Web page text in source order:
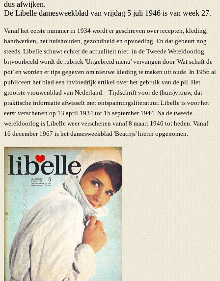
dus afwijken.
De Libelle damesweekblad van vrijdag 5 juli 1946 is van week 27.
Vanaf het eerste nummer in 1934 wordt er geschreven over recepten, kleding,
handwerken, het huishouden, gezondheid en opvoeding. En dat gebeurt nog
steeds. Libelle schuwt echter de actualiteit niet: in de Tweede Wereldoorlog
bijvoorbeeld wordt de rubriek 'Uitgebreid menu' vervangen door 'Wat schaft de
pot' en worden er tips gegeven om nieuwe kleding te maken uit oude. In 1956 al
publiceert het blad een invloedrijk artikel over het gebruik van de pil. Het
grootste vrouwenblad van Nederland. - Tijdschrift voor de (huis)vrouw, dat
praktische informatie afwisselt met ontspanningsliteratuur. Libelle is voor het
eerst verschenen op 13 april 1934 tot 15 september 1944. Na de tweede
wereldoorlog is Libelle weer verschenen vanaf 8 maart 1946 tot heden. Vanaf
16 december 1967 is het damesweekblad 'Beatrijs' hierin opgenomen.